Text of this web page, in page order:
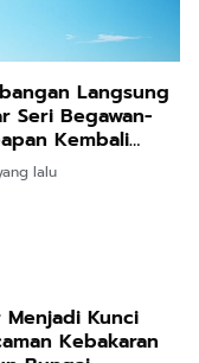
Langsung
Seri Begawan-
Kembali
Babak Baru
Indonesia-
lalu
Kunci
Kebakaran